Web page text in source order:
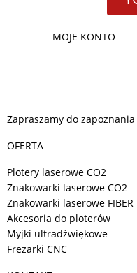
MOJE KONTO
Zapraszamy do
OFERTA
Plotery laserowe CO2
Znakowarki laserowe CO2
Znakowarki laserowe FIBER
Akcesoria do ploterów
Myjki ultradźwiękowe
Frezarki CNC